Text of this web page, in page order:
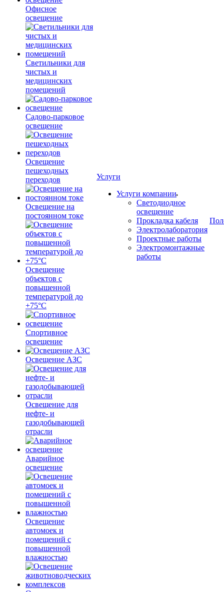
Офисное
освещение
Светильники для
чистых и
медицинских
помещений
Садово-парковое
освещение
Освещение
пешеходных
переходов
Освещение на
постоянном токе
Освещение
объектов с
повышенной
температурой до
+75°C
Спортивное
освещение
Освещение АЗС
Освещение для
нефте- и
газодобывающей
отрасли
Аварийное
освещение
Освещение
автомоек и
помещений с
повышенной
влажностью
Услуги
Услуги компании
Светодиодное
освещение
Прокладка кабеля
Электролаборатория
Проектные работы
Электромонтажные
работы